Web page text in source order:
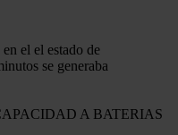
el el estado de
se generaba
A BATERIAS